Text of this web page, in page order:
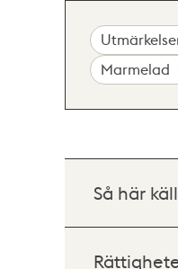
Marmelad
Så här